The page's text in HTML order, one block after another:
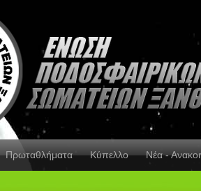
Πρωταθλήματα Κύπελλο Νέα -